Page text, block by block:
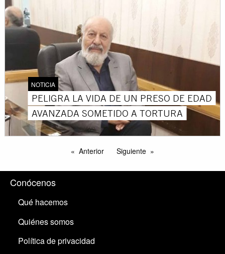
NOTICIA
PELIGRA LA VIDA DE UN PRESO DE EDAD
AVANZADA SOMETIDO A TORTURA
Anterior Siguiente
Conócenos
Qué hacemos
Quiénes somos
Política de privacidad